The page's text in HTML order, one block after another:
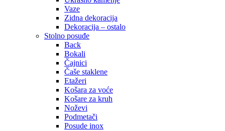
Vaze
Zidna dekoracija
Dekoracija – ostalo
Stolno posuđe
Back
Bokali
Čajnici
Čaše staklene
Etažeri
Košara za voće
Košare za kruh
Noževi
Podmetači
Posude inox